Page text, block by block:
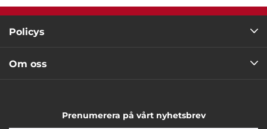
Policys
Om oss
Prenumerera på vårt nyhetsbrev